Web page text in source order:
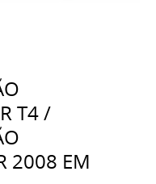
T4 /
2008 EM